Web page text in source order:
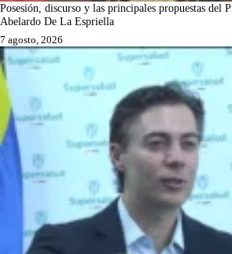
Posesión, discurso y las principales propuestas del
Abelardo De La Espriella
7 agosto, 2026